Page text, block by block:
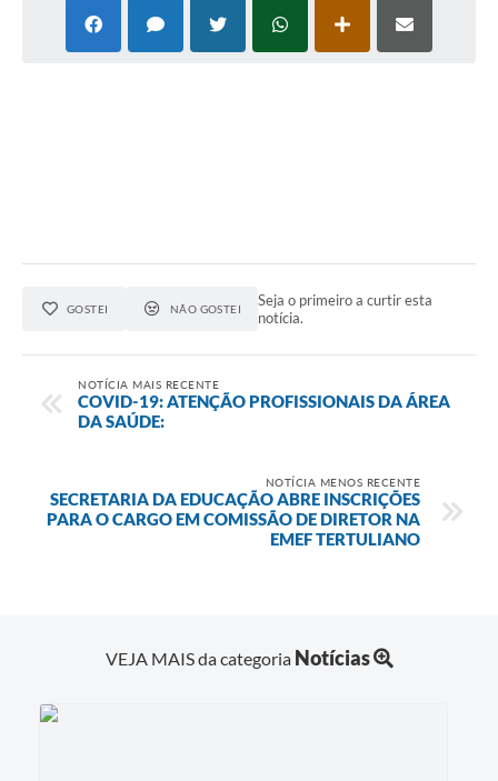
GOSTEI NÃO GOSTEI
Seja o primeiro a curtir esta
notícia.
NOTÍCIA MAIS RECENTE
COVID-19: ATENÇÃO PROFISSIONAIS DA ÁREA
DA SAÚDE:
NOTÍCIA MENOS RECENTE
SECRETARIA DA EDUCAÇÃO ABRE INSCRIÇÕES
PARA O CARGO EM COMISSÃO DE DIRETOR NA
EMEF TERTULIANO
VEJA MAIS da categoria Notícias